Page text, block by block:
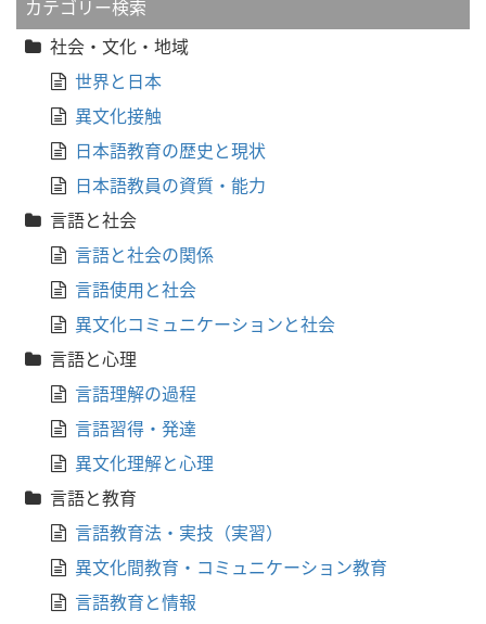
カテゴリー検索
社会・文化・地域
世界と日本
異文化接触
日本語教育の歴史と現状
日本語教員の資質・能力
言語と社会
言語と社会の関係
言語使用と社会
異文化コミュニケーションと社会
言語と心理
言語理解の過程
言語習得・発達
異文化理解と心理
言語と教育
言語教育法・実技（実習）
異文化間教育・コミュニケーション教育
言語教育と情報